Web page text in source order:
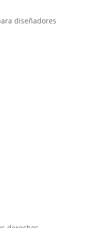
diseñadores